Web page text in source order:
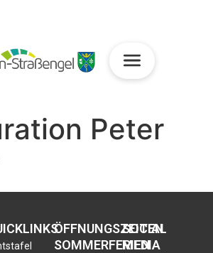
Peter
ÖFFNUNGSZEITEN
SOMMERFERIEN
SOCIAL
MEDIA